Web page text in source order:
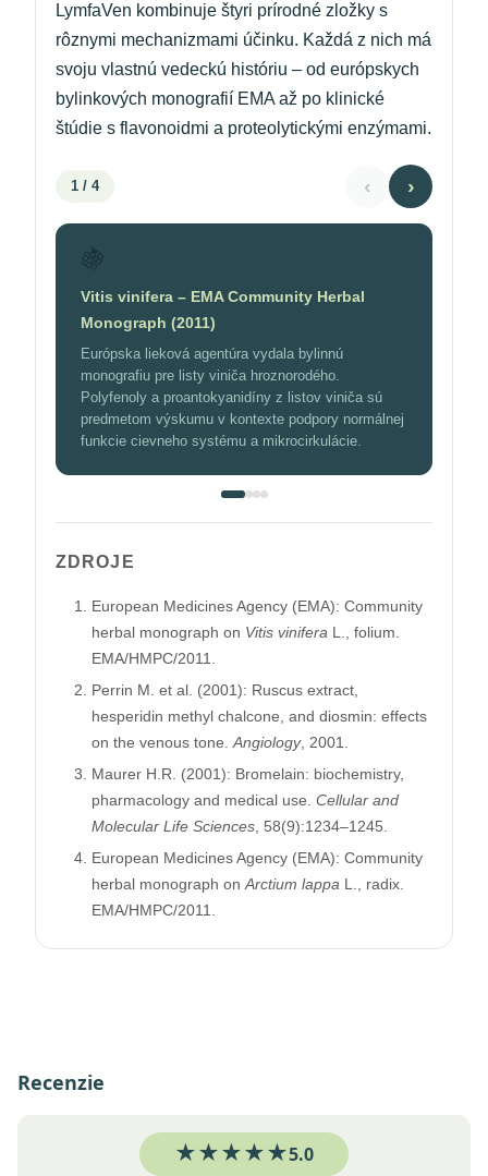
LymfaVen kombinuje štyri prírodné zložky s
rôznymi mechanizmami účinku. Každá z nich má
svoju vlastnú vedeckú históriu – od európskych
bylinkových monografií EMA až po klinické
štúdie s flavonoidmi a proteolytickými enzýmami.
1 / 4 ‹ ›
Vitis vinifera – EMA Community Herbal
Monograph (2011)
Európska lieková agentúra vydala bylinnú
monografiu pre listy viniča hroznorodého.
Polyfenoly a proantokyanidíny z listov viniča sú
predmetom výskumu v kontexte podpory normálnej
funkcie cievneho systému a mikrocirkulácie.
ZDROJE
European Medicines Agency (EMA): Community
herbal monograph on Vitis vinifera L., folium.
EMA/HMPC/2011.
Perrin M. et al. (2001): Ruscus extract,
hesperidin methyl chalcone, and diosmin: effects
on the venous tone. Angiology, 2001.
Maurer H.R. (2001): Bromelain: biochemistry,
pharmacology and medical use. Cellular and
Molecular Life Sciences , 58(9):1234–1245.
European Medicines Agency (EMA): Community
herbal monograph on Arctium lappa L., radix.
EMA/HMPC/2011.
Recenzie
★★★★★5.0